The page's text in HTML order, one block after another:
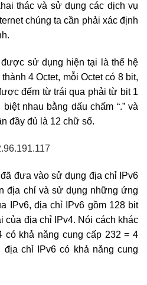
thác và sử dụng các dịch vụ
chúng ta cần phải xác định
sử dụng hiện tại là thế hệ
4 Octet, mỗi Octet có 8 bit,
đếm từ trái qua phải từ bit 1
nhau bằng dấu chấm “.” và
đầy đủ là 12 chữ số.
đưa vào sử dụng địa chỉ IPv6
địa chỉ và sử dụng những ứng
IPv6, địa chỉ IPv6 gồm 128 bit
của địa chỉ IPv4. Nói cách khác
có khả nǎng cung cấp 232 = 4
chỉ IPv6 có khả nǎng cung